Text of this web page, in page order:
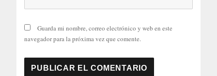
Guarda mi nombre, correo electrónico y web en este
navegador para la próxima vez que comente.